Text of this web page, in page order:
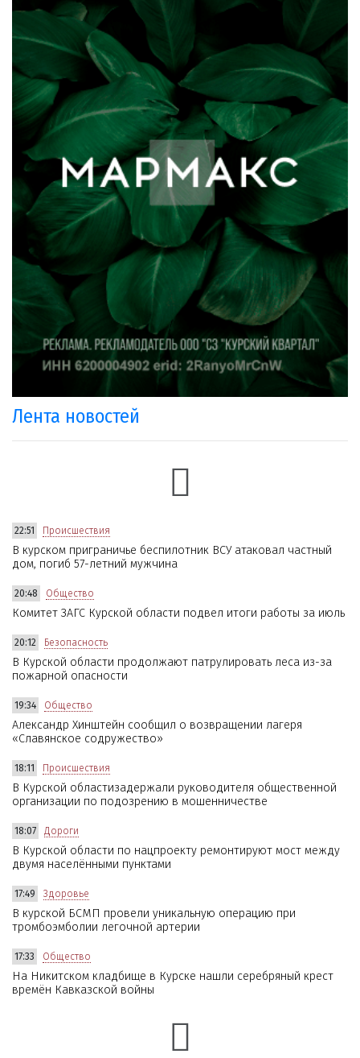
Лента новостей
22:51 Происшествия
В курском приграничье беспилотник ВСУ атаковал частный
дом, погиб 57-летний мужчина
20:48 Общество
Комитет ЗАГС Курской области подвел итоги работы за июль
20:12 Безопасность
В Курской области продолжают патрулировать леса из-за
пожарной опасности
19:34 Общество
Александр Хинштейн сообщил о возвращении лагеря
«Славянское содружество»
18:11 Происшествия
В Курской областизадержали руководителя общественной
организации по подозрению в мошенничестве
18:07 Дороги
В Курской области по нацпроекту ремонтируют мост между
двумя населёнными пунктами
17:49 Здоровье
В курской БСМП провели уникальную операцию при
тромбоэмболии легочной артерии
17:33 Общество
На Никитском кладбище в Курске нашли серебряный крест
времён Кавказской войны